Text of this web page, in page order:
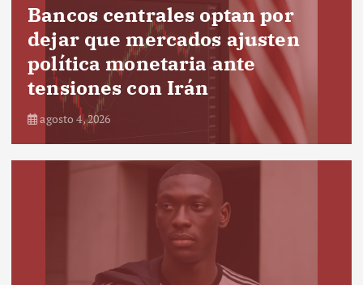
Bancos centrales optan por
dejar que mercados ajusten
política monetaria ante
tensiones con Irán
agosto 4, 2026